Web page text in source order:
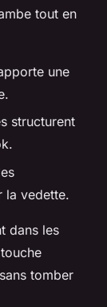
tout en
une
structurent
la vedette.
dans les
tomber